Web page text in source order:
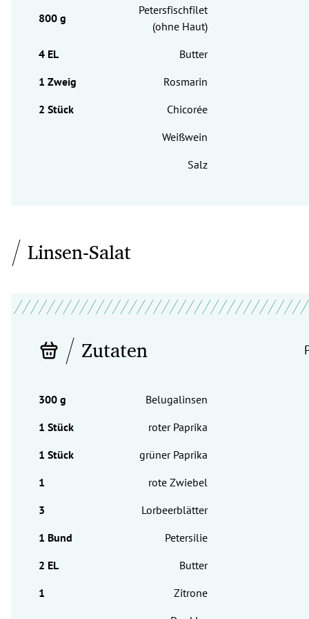
Petersfischfilet
(ohne Haut)
Butter
Rosmarin
Chicorée
Weißwein
Salz
Linsen-Salat
Zutaten
Belugalinsen
roter Paprika
grüner Paprika
rote Zwiebel
Lorbeerblätter
Petersilie
Butter
Zitrone